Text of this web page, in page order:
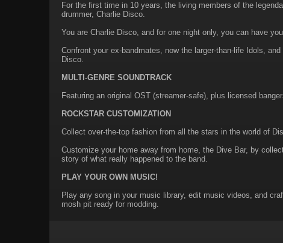
For the first time in 10 years, the living members of the
drummer, Charlie Disco.
You are Charlie Disco, and for one night only, you can have
Confront your ex-bandmates, now the larger-than-life Idols,
Disco.
MULTI-GENRE SOUNDTRACK
Featuring an original OST (streamer-safe), plus licensed
ROCKSTAR CUSTOMIZATION
Collect over-the-top fashion from all the stars in the world of
Customize your home away from home, the Dive Bar, by
story of what really happened to the band.
PLAY YOUR OWN MUSIC!
Play any song in your music library, edit music videos, and
mosh pit ready for modding.